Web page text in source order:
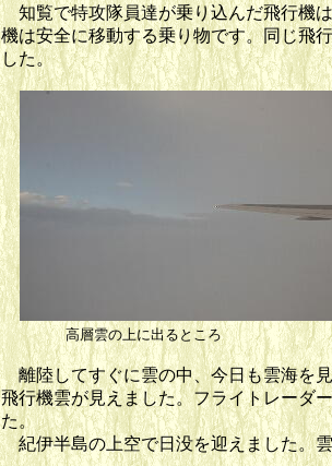
知覧で特攻隊員達が乗り込んだ飛行機
機は安全に移動する乗り物です。同じ飛
した。
高層雲の上に出るとこ
離陸してすぐに雲の中、今日も雲海を
飛行機雲が見えました。フライトレーダ
た。
紀伊半島の上空で日没を迎えました。